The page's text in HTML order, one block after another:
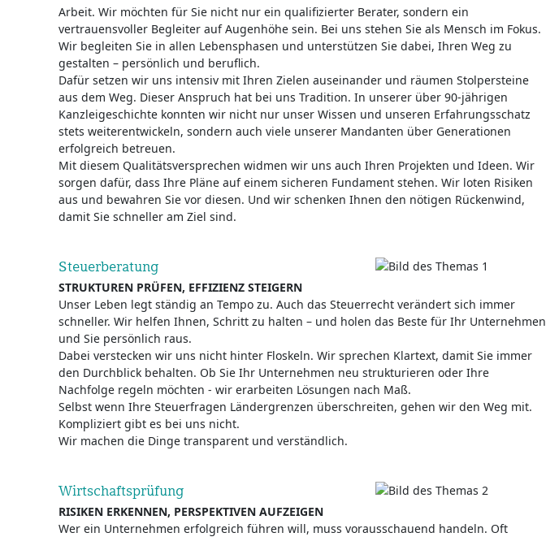
Arbeit. Wir möchten für Sie nicht nur ein qualifizierter Berater, sondern ein
vertrauensvoller Begleiter auf Augenhöhe sein. Bei uns stehen Sie als Mensch im Fokus.
Wir begleiten Sie in allen Lebensphasen und unterstützen Sie dabei, Ihren Weg zu
gestalten – persönlich und beruflich.
Dafür setzen wir uns intensiv mit Ihren Zielen auseinander und räumen Stolpersteine
aus dem Weg. Dieser Anspruch hat bei uns Tradition. In unserer über 90-jährigen
Kanzleigeschichte konnten wir nicht nur unser Wissen und unseren Erfahrungsschatz
stets weiterentwickeln, sondern auch viele unserer Mandanten über Generationen
erfolgreich betreuen.
Mit diesem Qualitätsversprechen widmen wir uns auch Ihren Projekten und Ideen. Wir
sorgen dafür, dass Ihre Pläne auf einem sicheren Fundament stehen. Wir loten Risiken
aus und bewahren Sie vor diesen. Und wir schenken Ihnen den nötigen Rückenwind,
damit Sie schneller am Ziel sind.
Steuerberatung
STRUKTUREN PRÜFEN, EFFIZIENZ STEIGERN
Unser Leben legt ständig an Tempo zu. Auch das Steuerrecht verändert sich immer
schneller. Wir helfen Ihnen, Schritt zu halten – und holen das Beste für Ihr Unternehmen
und Sie persönlich raus.
Dabei verstecken wir uns nicht hinter Floskeln. Wir sprechen Klartext, damit Sie immer
den Durchblick behalten. Ob Sie Ihr Unternehmen neu strukturieren oder Ihre
Nachfolge regeln möchten - wir erarbeiten Lösungen nach Maß.
Selbst wenn Ihre Steuerfragen Ländergrenzen überschreiten, gehen wir den Weg mit.
Kompliziert gibt es bei uns nicht.
Wir machen die Dinge transparent und verständlich.
Wirtschaftsprüfung
RISIKEN ERKENNEN, PERSPEKTIVEN AUFZEIGEN
Wer ein Unternehmen erfolgreich führen will, muss vorausschauend handeln. Oft